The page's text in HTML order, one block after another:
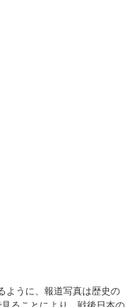
ように、報道写真は歴史の